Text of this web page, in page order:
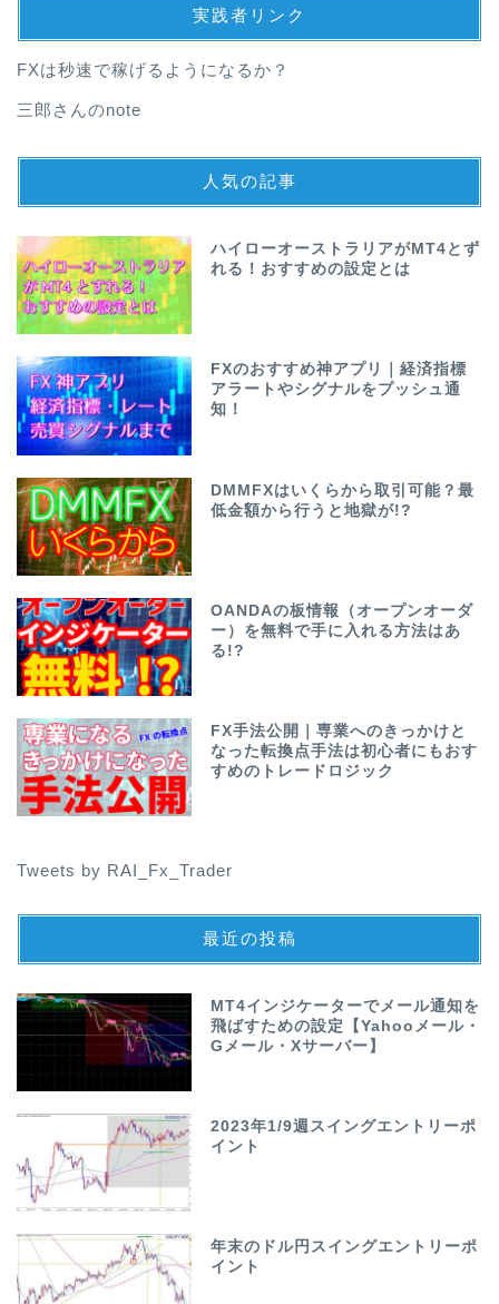
実践者リンク
FXは秒速で稼げるようになるか？
三郎さんのnote
人気の記事
ハイローオーストラリアがMT4とず
れる！おすすめの設定とは
FXのおすすめ神アプリ｜経済指標
アラートやシグナルをプッシュ通
知！
DMMFXはいくらから取引可能？最
低金額から行うと地獄が!?
OANDAの板情報（オープンオーダ
ー）を無料で手に入れる方法はあ
る!?
FX手法公開｜専業へのきっかけと
なった転換点手法は初心者にもおす
すめのトレードロジック
Tweets by RAI_Fx_Trader
最近の投稿
MT4インジケーターでメール通知を
飛ばすための設定【Yahooメール・
Gメール・Xサーバー】
2023年1/9週スイングエントリーポ
イント
年末のドル円スイングエントリーポ
イント